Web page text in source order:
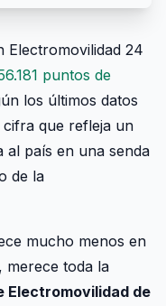
Electromovilidad 24
puntos de
los últimos datos
cifra que refleja un
al país en una senda
de la
mucho menos en
merece toda la
Electromovilidad de